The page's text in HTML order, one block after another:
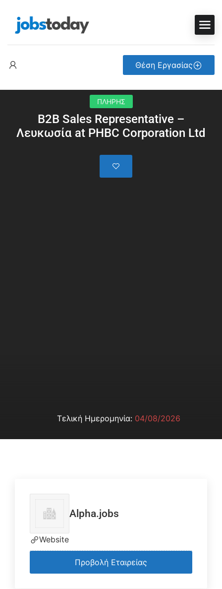
Θέση Εργασίας
ΠΛΗΡΗΣ
B2B Sales Representative –
Λευκωσία at PHBC Corporation Ltd
Τελική Ημερομηνία: 04/08/2026
Alpha.jobs
Website
Προβολή Εταιρείας